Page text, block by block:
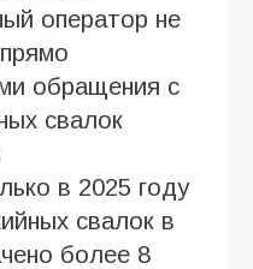
оператор не
обращения с
свалок
в 2025 году
свалок в
более 8